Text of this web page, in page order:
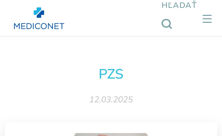
HĽADAŤ
PZS
12.03.2025